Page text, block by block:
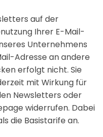
auf der
Ihrer E-Mail-
Unternehmens
Adresse an andere
erfolgt nicht. Sie
mit Wirkung für
Newsletters oder
widerrufen. Dabei
die Basistarife an.